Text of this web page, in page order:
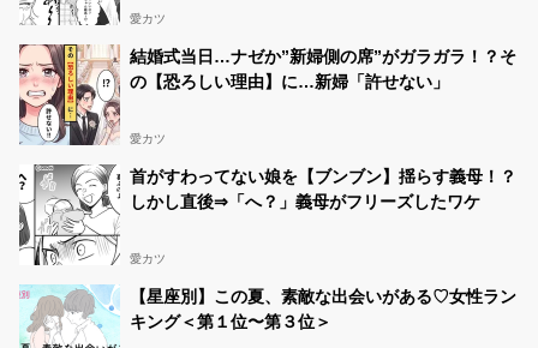
大河内 良羽(りょうは)
@ryoha1230
RT@ren_tsuchiya06: 【ご報告】この度、男子高生ミス
ターコン2024 Best500に選出されました 高校三年生、土
屋蓮です こちらの投稿がリポスト審査の対象ポストとな
っており、リポストが多いとセミファイナリストへ進出
できます このポストをリポストしてくださ…
大河内 良羽(りょうは)
@ryoha1230
08/10 03:15:29
RT@akaridayo07
ポストお願いします‼️#女子高生ミスコン
https://t.co/Ntlal2bC5g
愛カツ
結婚式当日…ナゼか”新婦側の席”がガラガラ！？そ
の【恐ろしい理由】に…新婦「許せない」
愛カツ
首がすわってない娘を【ブンブン】揺らす義母！？
しかし直後⇒「へ？」義母がフリーズしたワケ
愛カツ
【星座別】この夏、素敵な出会いがある♡女性ラン
キング＜第１位〜第３位＞